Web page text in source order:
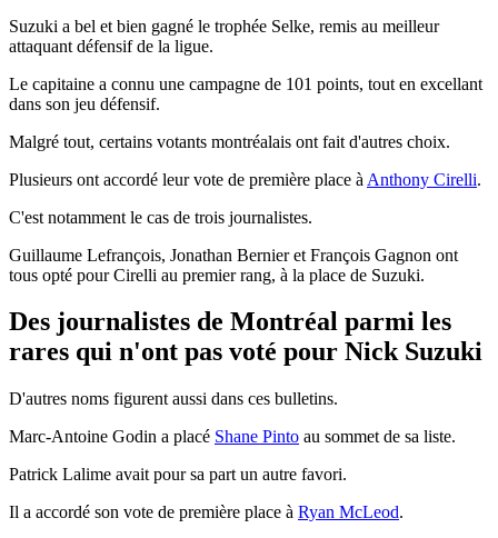
Suzuki a bel et bien gagné le trophée Selke, remis au meilleur
attaquant défensif de la ligue.
Le capitaine a connu une campagne de 101 points, tout en excellant
dans son jeu défensif.
Malgré tout, certains votants montréalais ont fait d'autres choix.
Plusieurs ont accordé leur vote de première place à Anthony Cirelli.
C'est notamment le cas de trois journalistes.
Guillaume Lefrançois, Jonathan Bernier et François Gagnon ont
tous opté pour Cirelli au premier rang, à la place de Suzuki.
Des journalistes de Montréal parmi les
rares qui n'ont pas voté pour Nick Suzuki
D'autres noms figurent aussi dans ces bulletins.
Marc-Antoine Godin a placé Shane Pinto au sommet de sa liste.
Patrick Lalime avait pour sa part un autre favori.
Il a accordé son vote de première place à Ryan McLeod.